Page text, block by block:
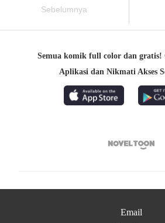
Sebelumnya
Semua komik full color dan gratis!
Aplikasi dan Nikmati Akses

Email